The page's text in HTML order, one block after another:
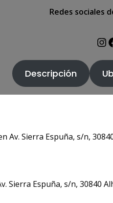
Redes sociales
https://www.instagram.com/levanteturistica/ https://
Descripción
Av. Sierra Espuña, s/n,
Sierra Espuña, s/n, 30840